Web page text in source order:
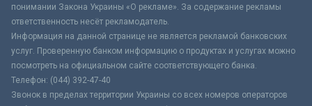
понимании Закона Украины «О рекламе». За содержание рекламы
ответственность несёт рекламодатель.
Информация на данной странице не является рекламой банковских
услуг. Проверенную банком информацию о продуктах и услугах можно
посмотреть на официальном сайте соответствующего банка.
Телефон: (044) 392-47-40
Звонок в пределах территории Украины со всех номеров операторов